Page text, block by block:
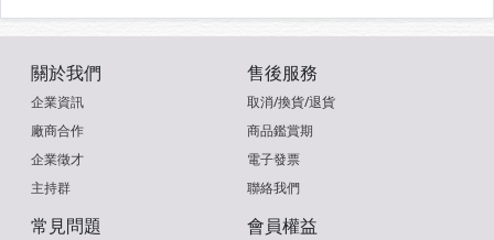
關於我們
企業資訊
廠商合作
企業徵才
主持群
售後服務
取消/換貨/退貨
商品鑑賞期
電子發票
聯絡我們
常見問題 會員權益